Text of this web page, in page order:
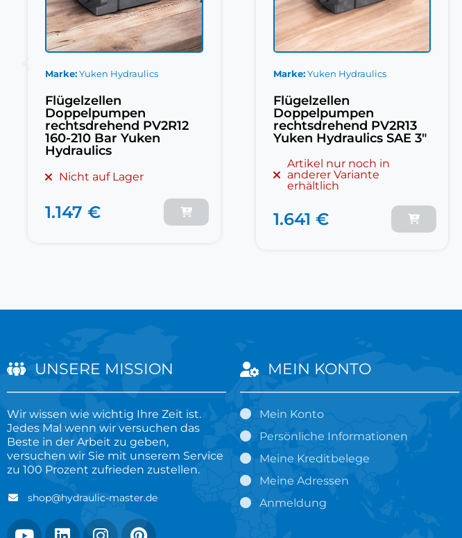
Marke Yuken Hydraulics
Flügelzellen
Doppelpumpen
rechtsdrehend PV2R13
Yuken Hydraulics SAE 3"
anderer Variante
1.641 €
Marke Yuken Hydraulics
Flügelzellen
Doppelpumpen
rechtsdrehend PV2R23
600 U/min Yuken
Nicht auf Lager
1.702 €
UNSERE MISSION
Wir wissen wie wichtig Ihre Zeit ist.
Jedes Mal wenn wir versuchen das
Beste in der Arbeit zu geben,
versuchen wir Sie mit unserem Service
zu 100 Prozent zufrieden zustellen.
shop@hydraulic-master.de
MEIN KONTO
Mein Konto
Persönliche Informationen
Meine Kreditbelege
Meine Adressen
Anmeldung